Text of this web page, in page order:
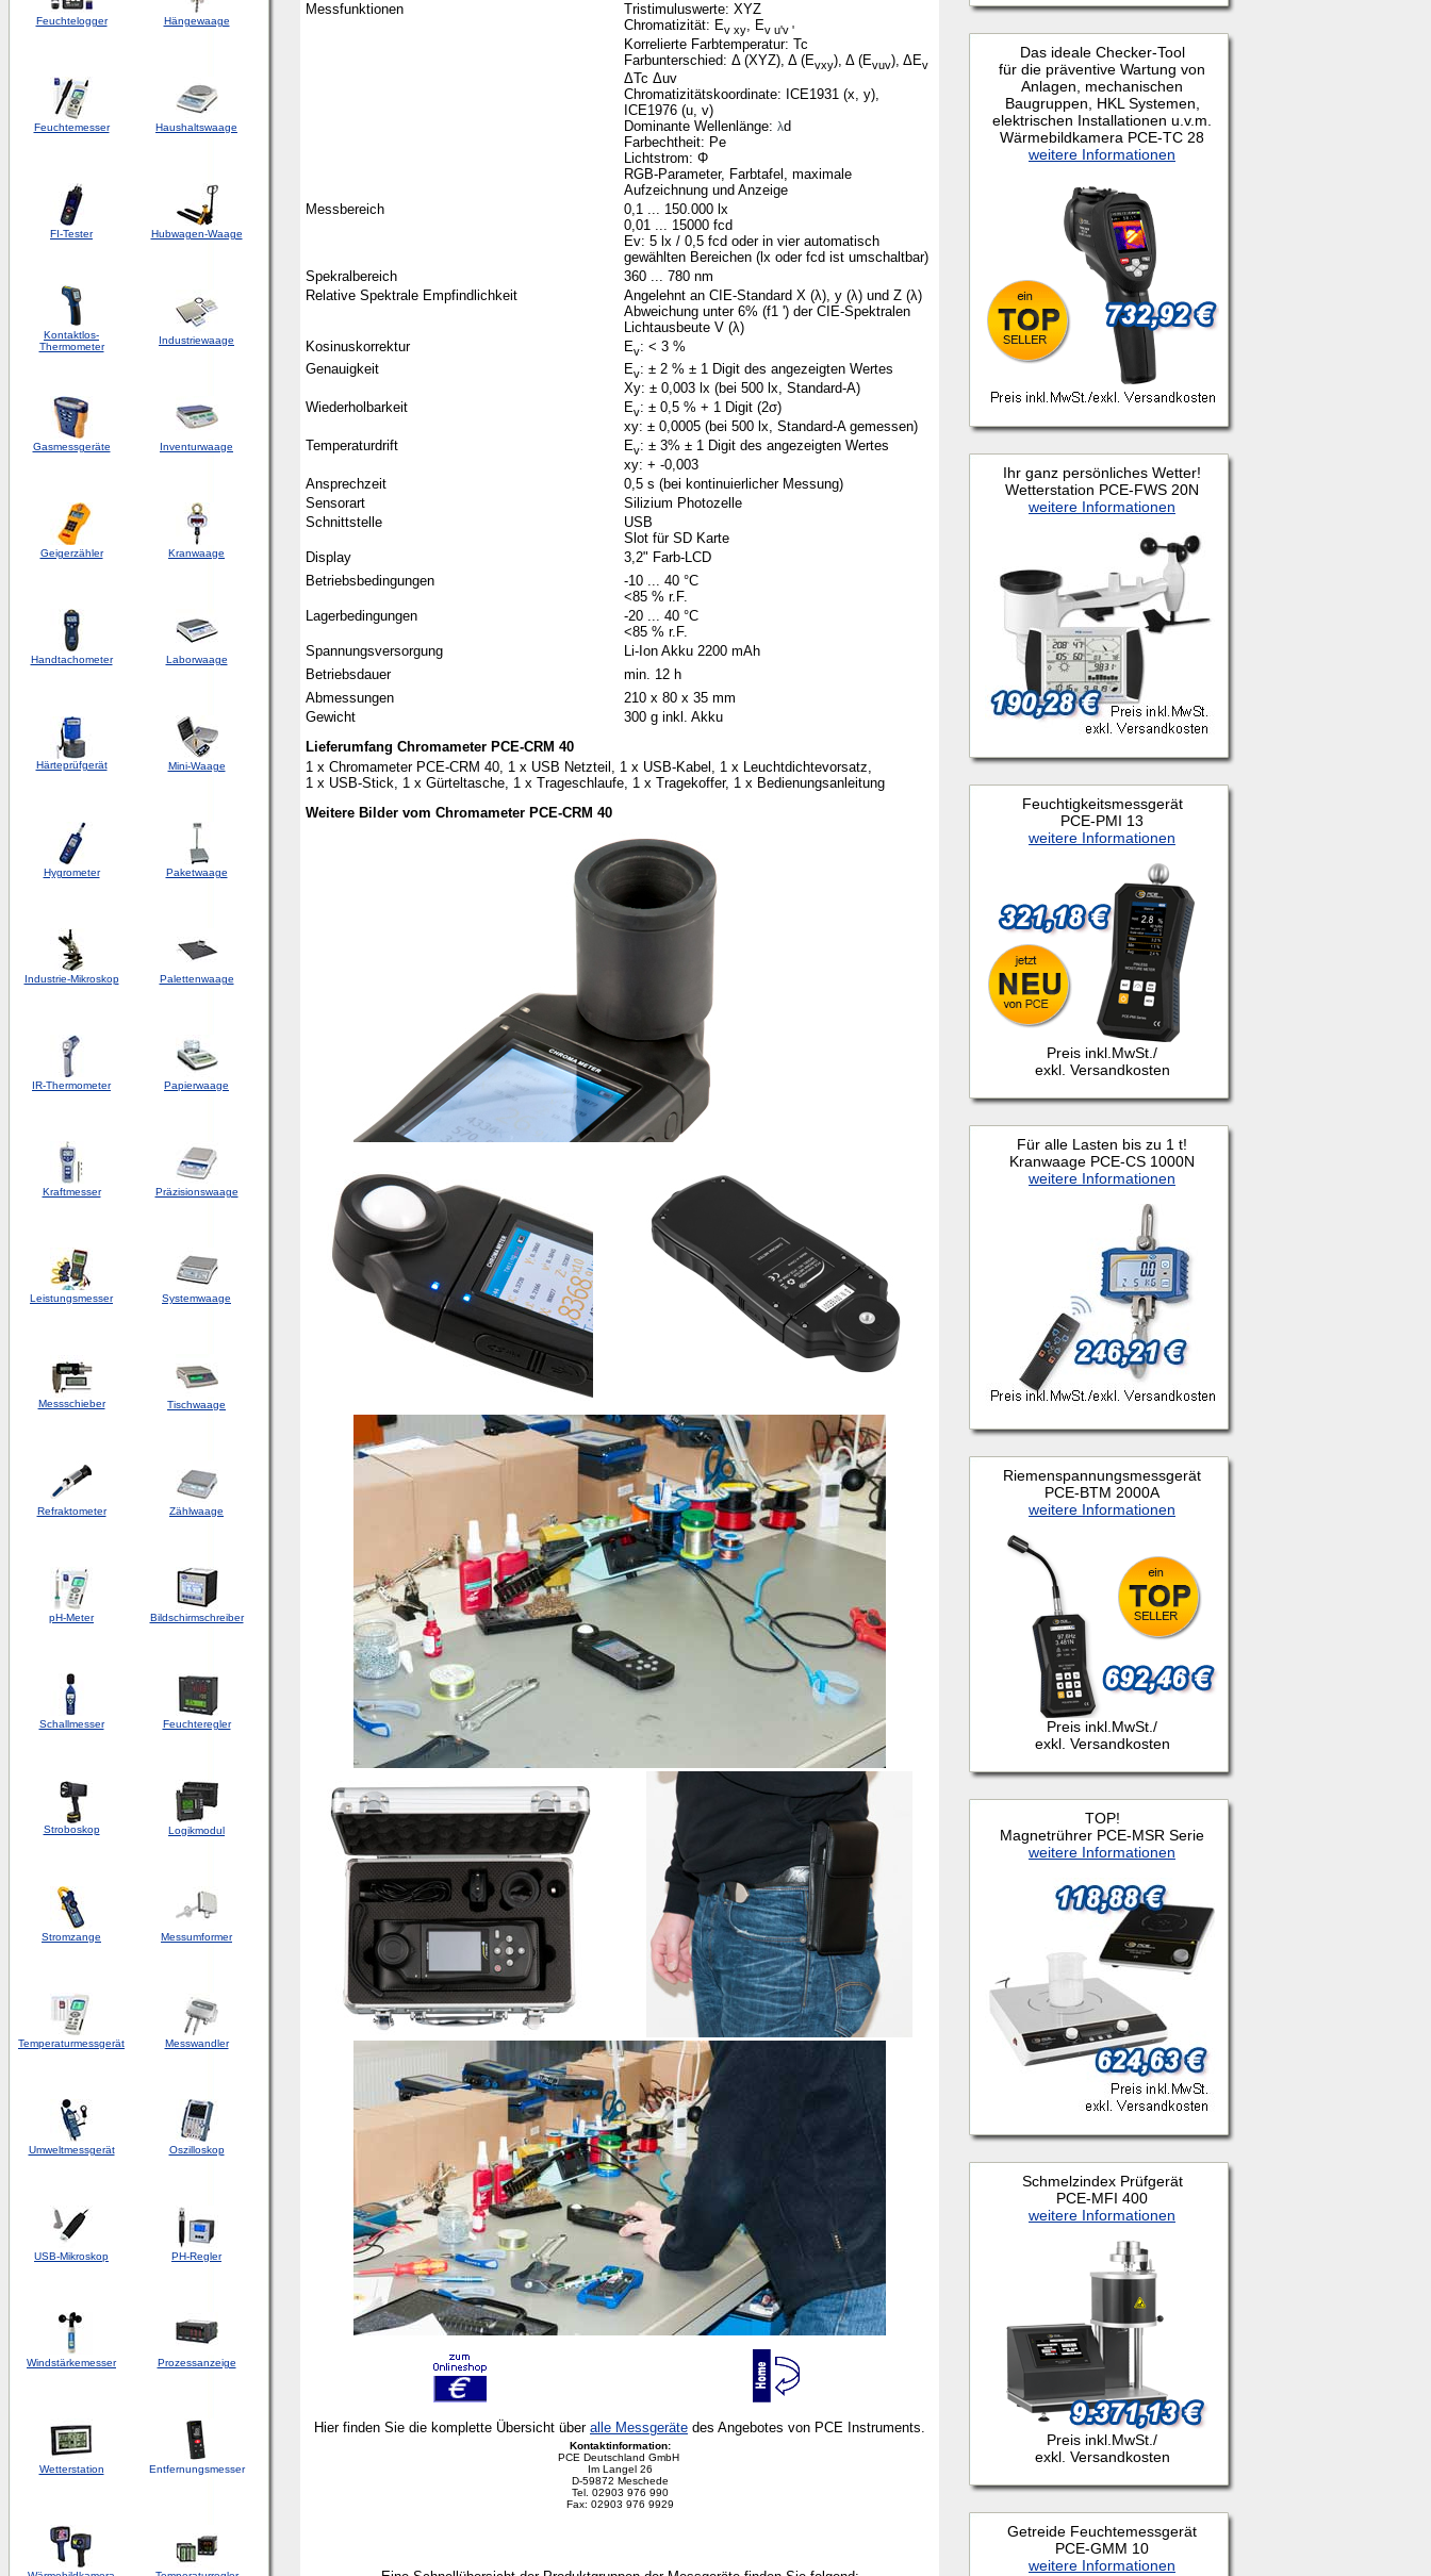
Feuchtelogger Hängewaage
Feuchtemesser Haushaltswaage
FI-Tester Hubwagen-Waage
Kontaktlos-
Thermometer
Industriewaage
Gasmessgeräte Inventurwaage
Geigerzähler Kranwaage
Handtachometer Laborwaage
Härteprüfgerät Mini-Waage
Hygrometer Paketwaage
Industrie-Mikroskop Palettenwaage
IR-Thermometer Papierwaage
Kraftmesser Präzisionswaage
Leistungsmesser Systemwaage
Messschieber Tischwaage
Refraktometer Zählwaage
pH-Meter Bildschirmschreiber
Schallmesser Feuchteregler
Stroboskop Logikmodul
Stromzange Messumformer
Temperaturmessgerät Messwandler
Umweltmessgerät Oszilloskop
USB-Mikroskop PH-Regler
Windstärkemesser Prozessanzeige
Wetterstation Entfernungsmesser
Messfunktionen
Tristimuluswerte: XYZ
Chromatizität: Ev xy, Ev u'v '
Korrelierte Farbtemperatur: Tc
Farbunterschied: Δ (XYZ), Δ (Evxy), Δ (Evuv), ΔEv
ΔTc Δuv
Chromatizitätskoordinate: ICE1931 (x, y),
ICE1976 (u, v)
Dominante Wellenlänge: λd
Farbechtheit: Pe
Lichtstrom: Φ
RGB-Parameter, Farbtafel, maximale
Aufzeichnung und Anzeige
Messbereich
0,1 ... 150.000 lx
0,01 ... 15000 fcd
Ev: 5 lx / 0,5 fcd oder in vier automatisch
gewählten Bereichen (lx oder fcd ist umschaltbar)
Spekralbereich
360 ... 780 nm
Relative Spektrale Empfindlichkeit
Angelehnt an CIE-Standard X (λ), y (λ) und Z (λ)
Abweichung unter 6% (f1 ') der CIE-Spektralen
Lichtausbeute V (λ)
Kosinuskorrektur
Ev: < 3 %
Genauigkeit
Ev: ± 2 % ± 1 Digit des angezeigten Wertes
Xy: ± 0,003 lx (bei 500 lx, Standard-A)
Wiederholbarkeit
Ev: ± 0,5 % + 1 Digit (2σ)
xy: ± 0,0005 (bei 500 lx, Standard-A gemessen)
Temperaturdrift
Ev: ± 3% ± 1 Digit des angezeigten Wertes
xy: + -0,003
Ansprechzeit
0,5 s (bei kontinuierlicher Messung)
Sensorart
Silizium Photozelle
Schnittstelle
USB
Slot für SD Karte
Display
3,2" Farb-LCD
Betriebsbedingungen
-10 ... 40 °C
<85 % r.F.
Lagerbedingungen
-20 ... 40 °C
<85 % r.F.
Spannungsversorgung
Li-Ion Akku 2200 mAh
Betriebsdauer
min. 12 h
Abmessungen
210 x 80 x 35 mm
Gewicht
300 g inkl. Akku
Lieferumfang Chromameter PCE-CRM 40
1 x Chromameter PCE-CRM 40, 1 x USB Netzteil, 1 x USB-Kabel, 1 x Leuchtdichtevorsatz,
1 x USB-Stick, 1 x Gürteltasche, 1 x Trageschlaufe, 1 x Tragekoffer, 1 x Bedienungsanleitung
Weitere Bilder vom Chromameter PCE-CRM 40
Hier finden Sie die komplette Übersicht über alle Messgeräte des Angebotes von PCE Instruments.
Kontaktinformation:
PCE Deutschland GmbH
Im Langel 26
D-59872 Meschede
Tel. 02903 976 990
Fax: 02903 976 9929